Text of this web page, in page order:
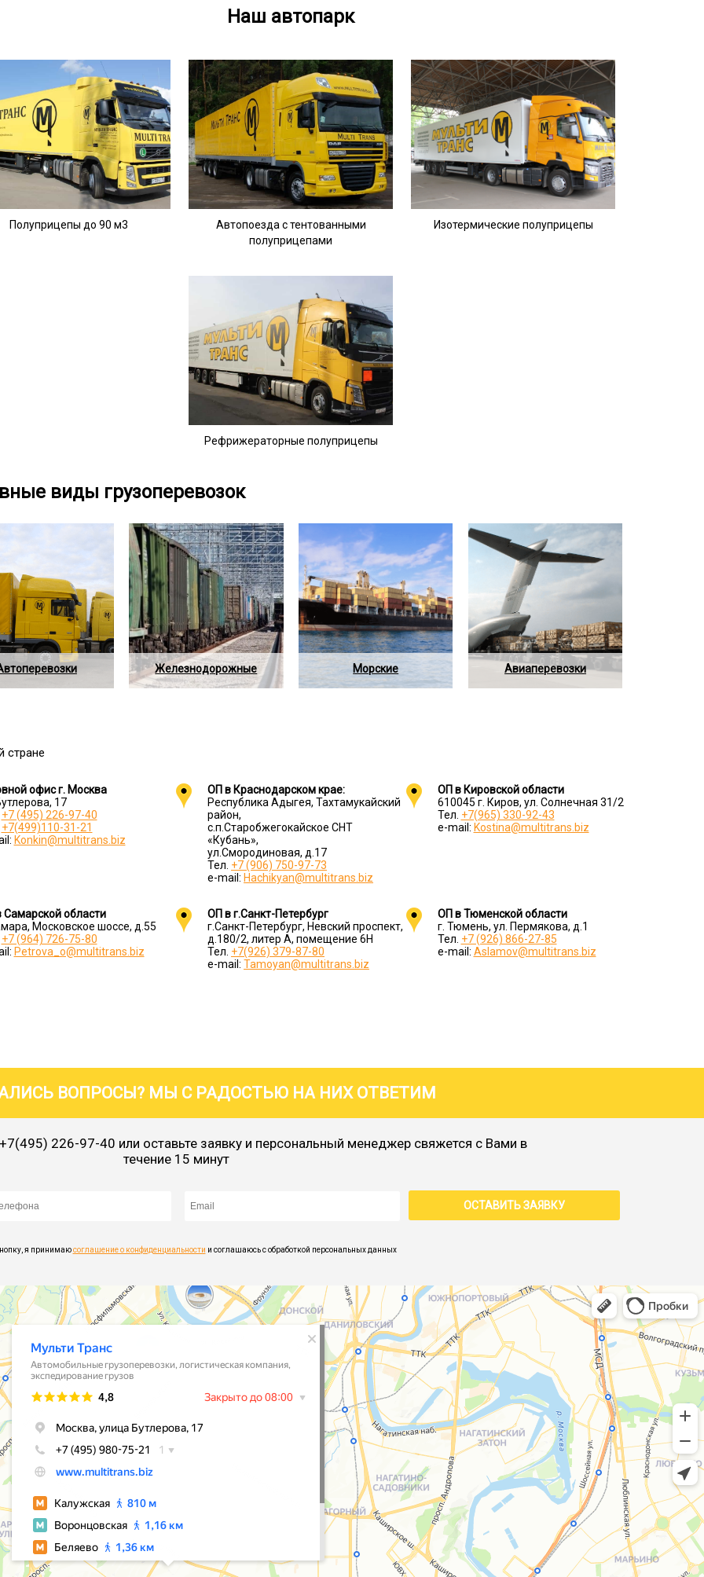
Наш автопарк
Полуприцепы до 90 м3
Автопоезда с тентованными
полуприцепами
Изотермические полуприцепы
Рефрижераторные полуприцепы
виды грузоперевозок
Железнодорожные Морские Авиаперевозки
стране
офис г. Москва
17
+7 (495) 226-97-40
+7(499)110-31-21
Konkin@multitrans.biz
ОП в Краснодарском крае:
Республика Адыгея, Тахтамукайский
район,
с.п.Старобжегокайское СНТ
«Кубань»,
ул.Смородиновая, д.17
Тел. +7 (906) 750-97-73
e-mail: Hachikyan@multitrans.biz
ОП в Кировской области
610045 г. Киров, ул. Солнечная 31/2
Тел. +7(965) 330-92-43
e-mail: Kostina@multitrans.biz
Самарской области
Московское шоссе, д.55
+7 (964) 726-75-80
Petrova_o@multitrans.biz
ОП в г.Санкт-Петербург
г.Санкт-Петербург, Невский проспект,
д.180/2, литер А, помещение 6Н
Тел. +7(926) 379-87-80
e-mail: Tamoyan@multitrans.biz
ОП в Тюменской области
г. Тюмень, ул. Пермякова, д.1
Тел. +7 (926) 866-27-85
e-mail: Aslamov@multitrans.biz
ВОПРОСЫ? МЫ С РАДОСТЬЮ НА НИХ ОТВЕТИМ
226-97-40 или оставьте заявку и персональный менеджер свяжется с Вами в
течение 15 минут
я принимаюсоглашение о конфиденциальности и соглашаюсь с обработкой персональных данных